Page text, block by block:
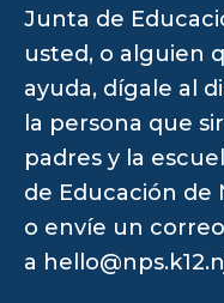
Junta de
usted, o alguien
ayuda, dígale al
la persona que
padres y la
de Educación de
o envíe un
a